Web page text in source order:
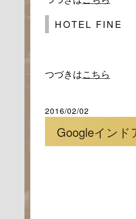
HOTEL FINE
つづきはこちら
2016/02/02
Googleインド